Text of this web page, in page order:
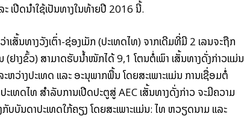
ເປີດ​ນຳ​ໃຊ້​ເປັນ​ທາງ​ໃນ​ທ້າຍ​ປີ 2016 ນີ້.
ເສັ້ນທາງ​ວັງ​ເຕົ່າ-ຊ່ອງ​ເມັກ (ປະເທດ​ໄທ) ຈາກ​ເດີມ​ທີ່​ມີ 2 ເລນ​ຈະ​ຖືກ​
າງ​ຂົ້ວ) ສາມາດ​ຮັບ​ນ້ຳໜັກ​ໄດ້ 9,1 ໂຕນ​ຕໍ່​ເພົາ ເສັ້ນທາງ​ດັ່ງກ່າວ​ແມ່ນ​
ວ່າງ​ປະເທດ ແລະ ອະນຸພາກ​ພື້ນ ໂດຍ​ສະເພາະແມ່ນ ການ​ເຊື່ອມ​ຕໍ່​
ເທດ​ໄທ ສຳລັບ​ການເປີດ​ປະຕູ​ສູ່ AEC ເສັ້ນທາງ​ດັ່ງກ່າວ ຈະ​ມີ​ຄວາມ​
ບ​ບັນດາ​ປະເທດ​ໃກ້ຄຽງ ໂດຍ​ສະເພາະແມ່ນ: ໄທ ຫວຽດນາມ ແລະ